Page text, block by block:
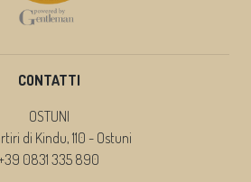
CONTATTI
OSTUNI
di Kindu, 110 - Ostuni
0831 335 890